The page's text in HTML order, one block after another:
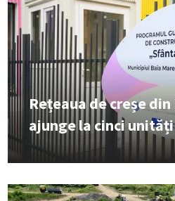
Rețeaua de creșe
ajunge la cinci